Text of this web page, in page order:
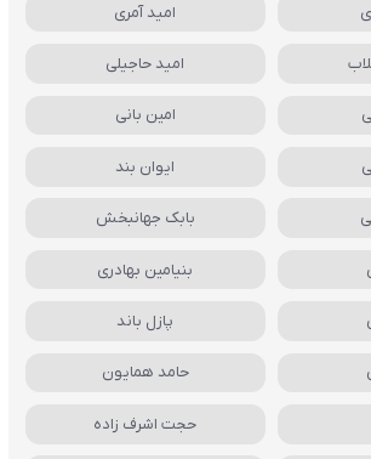
امید آمری
امید حاجیلی
امین بانی
ایوان بند
بابک جهانبخش
بنیامین بهادری
پازل باند
حامد همایون
حجت اشرف زاده